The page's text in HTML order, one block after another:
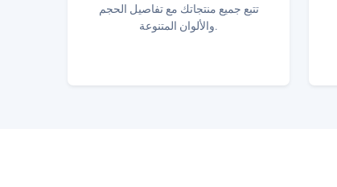
تتبع جميع منتجاتك مع تفاصيل الحجم
والألوان المتنوعة.